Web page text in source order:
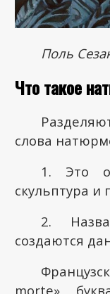
Поль
Что такое
слова
1. Это
скульптура и
2.
создаются
morte»